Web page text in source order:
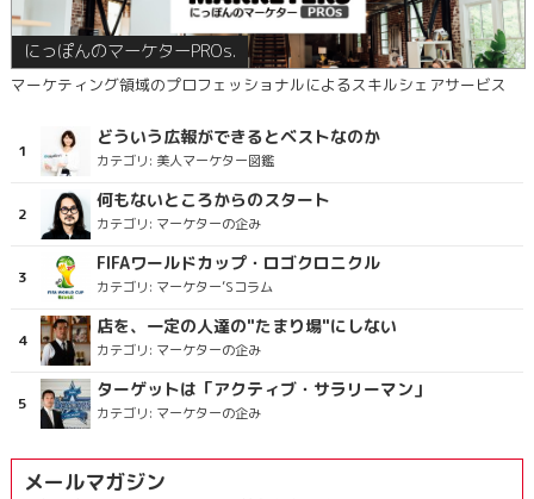
にっぽんのマーケターPROs.
マーケティング領域のプロフェッショナルによるスキルシェアサービス
どういう広報ができるとベストなのか
カテゴリ: 美人マーケター図鑑
何もないところからのスタート
カテゴリ: マーケターの企み
FIFAワールドカップ・ロゴクロニクル
カテゴリ: マーケター’Sコラム
店を、一定の人達の"たまり場"にしない
カテゴリ: マーケターの企み
ターゲットは「アクティブ・サラリーマン」
カテゴリ: マーケターの企み
メールマガジン